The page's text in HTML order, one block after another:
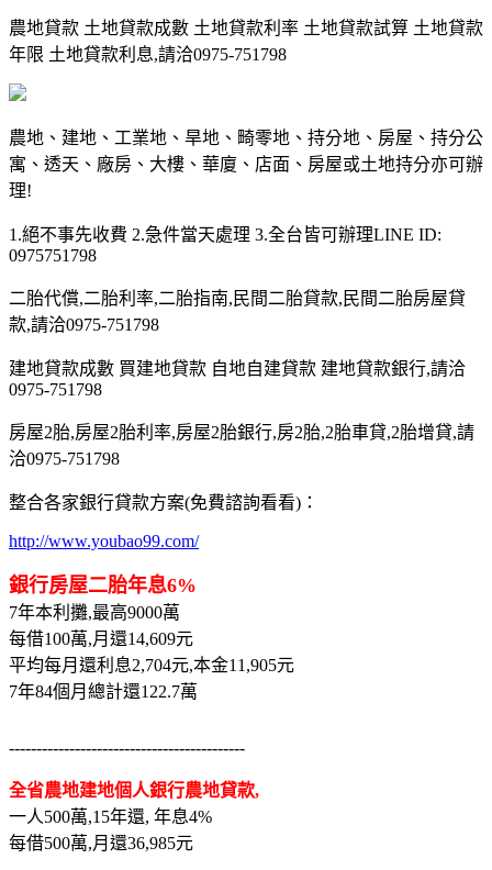
農地貸款 土地貸款成數 土地貸款利率 土地貸款試算 土地貸款
年限 土地貸款利息,請洽0975-751798
農地、建地、工業地、旱地、畸零地、持分地、房屋、持分公
寓、透天、廠房、大樓、華廈、店面、房屋或土地持分亦可辦
理!
1.絕不事先收費 2.急件當天處理 3.全台皆可辦理LINE ID:
0975751798
二胎代償,二胎利率,二胎指南,民間二胎貸款,民間二胎房屋貸
款,請洽0975-751798
建地貸款成數 買建地貸款 自地自建貸款 建地貸款銀行,請洽
0975-751798
房屋2胎,房屋2胎利率,房屋2胎銀行,房2胎,2胎車貸,2胎增貸,請
洽0975-751798
整合各家銀行貸款方案(免費諮詢看看)：
http://www.youbao99.com/
銀行房屋二胎年息6%
7年本利攤,最高9000萬
每借100萬,月還14,609元
平均每月還利息2,704元,本金11,905元
7年84個月總計還122.7萬
-------------------------------------------
全省農地建地個人銀行農地貸款,
一人500萬,15年還, 年息4%
每借500萬,月還36,985元